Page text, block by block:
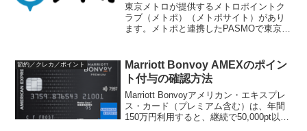
東京メトロが提供するメトロポイントク
ラブ（メトポ）（メトポサイト）があり
ます。メトポと連携したPASMOで東京メ
乗車量に応じて翌々月にポイントがもら
えるシステムです。ポ...
節約／クレカ／ポイント
Marriott Bonvoy AMEXのポイン
ト付与の確認方法
Marriott Bonvoyアメリカン・エキスプレ
ス・カード（プレミアム含む）は、年間
150万円利用すると、継続で50,000pt以下